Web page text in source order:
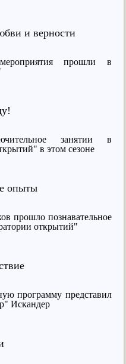
и верности
прошли в
занятии в
в этом сезоне
опыты
прошло познавательное
открытий"
программу представил
Искандер